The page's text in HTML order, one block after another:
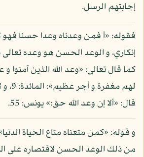
إجابتهم الرسل.
فقوله: «أ فمن وعدناه وعدا حسنا فهو
إنكاري، و الوعد الحسن هو وعده تعالى
كما قال تعالى: «وعد الله الذين آمنوا
لهم
قال: «ألا إن وعد الله حق:» يونس: 55.
و قوله: «كمن متعناه متاع الحياة
من ذلك الوعد الحسن لاقتصاره على